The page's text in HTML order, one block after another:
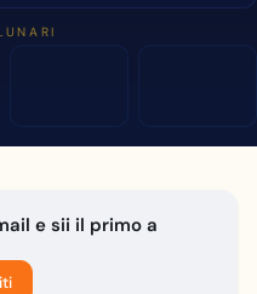
e sii il primo a